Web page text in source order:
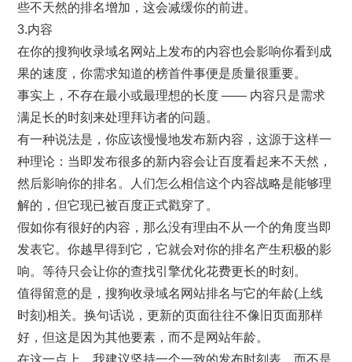
些不天然的排名增加，这会减缓你的前进。
3.内容
在你的搜狗收录域名网站上发布的内容也会影响你看到成
果的速度，你需求知道的榜首件事便是质量很重要。
事实上，不存在最小或最理想的长度 —— 内容只是需求
满足长的时刻来处理拜访者的问题。
有一种说法是，你应该慢慢地发布新内容，这源于这样一
种理论：当即发布很多的新内容会让百度看起来不天然，
然后影响你的排名。人们怎么相信这个内容战略是能够理
解的，但它现已被百度正式戳穿了。
假如你有很好的内容，那么没有理由不从一个的角度当即
发表它。你越早得到它，它就会对你的排名产生积极的影
响。等待只会让你的查找引擎优化花费更长的时刻。
值得留意的是，搜狗收录域名网站排名与它的年龄(上线
时刻)相关。换句话说，更新的页面往往不像旧页面那样
好，但这是因为其他要素，而不是网站年龄。
在这一点上，我建议坚持一个一致的发布时刻表，而不是